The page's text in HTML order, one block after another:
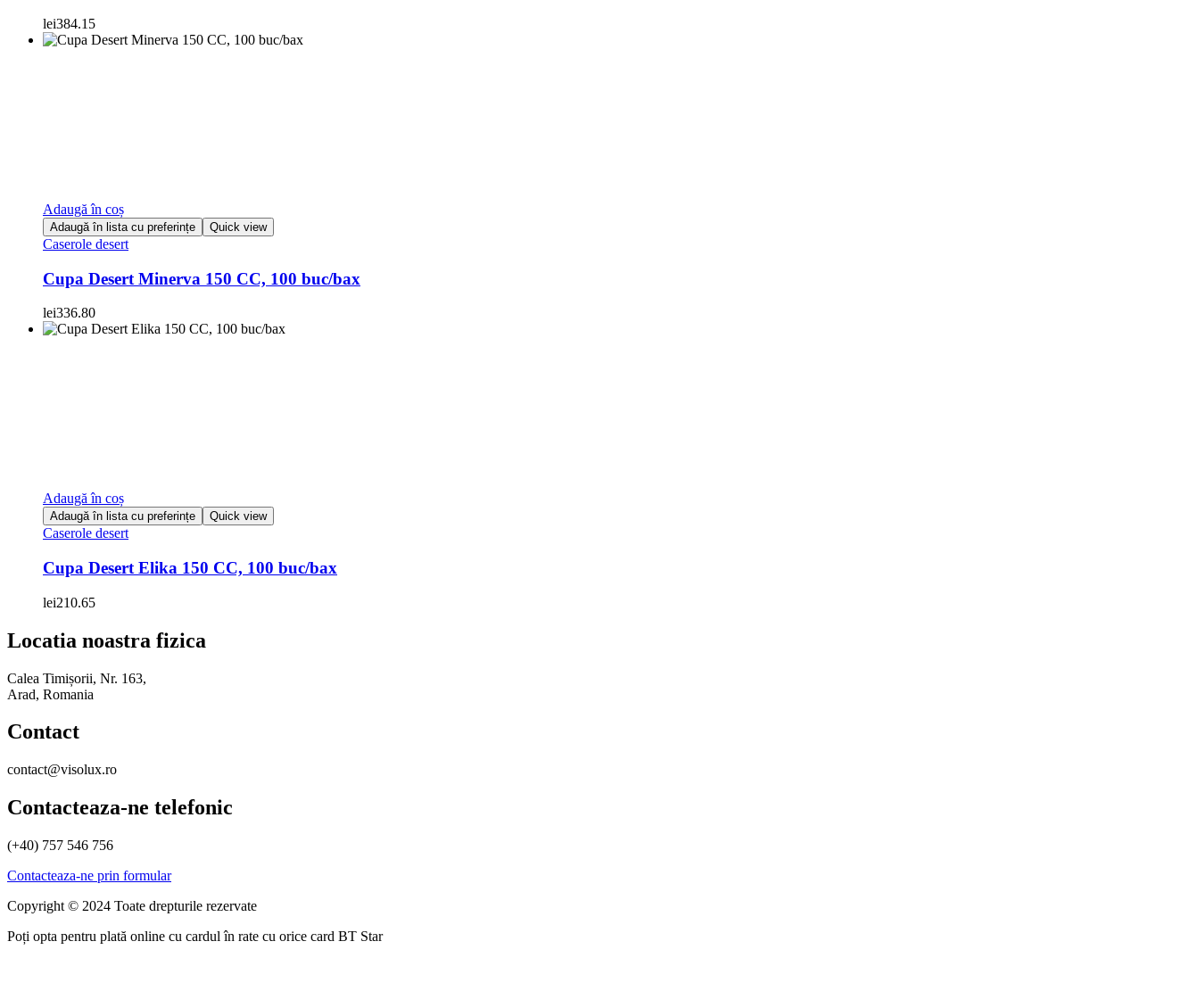
lei384.15
Adaugă în coș
Adaugă în lista cu preferințe Quick view
Caserole desert
Cupa Desert Minerva 150 CC, 100 buc/bax
lei336.80
Adaugă în coș
Adaugă în lista cu preferințe Quick view
Caserole desert
Cupa Desert Elika 150 CC, 100 buc/bax
lei210.65
Locatia noastra fizica
Calea Timișorii, Nr. 163,
Arad, Romania
Contact
contact@visolux.ro
Contacteaza-ne telefonic
(+40) 757 546 756
Contacteaza-ne prin formular
Copyright © 2024 Toate drepturile rezervate
Poți opta pentru plată online cu cardul în rate cu orice card BT Star